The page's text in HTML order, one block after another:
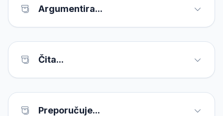
Argumentira...
Čita...
Preporučuje...